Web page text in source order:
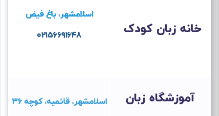
خانه زبان کودک
اسلامشهر، باغ فیض
۰۲۱۵۶۶۹۱۶۴۸
آموزشگاه زبان
اسلامشهر، قائمیه، کوچه ۳۶